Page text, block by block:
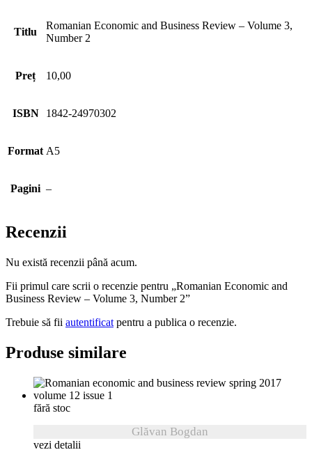
Titlu
Romanian Economic and Business Review – Volume 3,
Number 2
Preț 10,00
ISBN 1842-24970302
Format A5
Pagini –
Recenzii
Nu există recenzii până acum.
Fii primul care scrii o recenzie pentru „Romanian Economic and
Business Review – Volume 3, Number 2”
Trebuie să fii autentificat pentru a publica o recenzie.
Produse similare
fără stoc
Glăvan Bogdan
vezi detalii